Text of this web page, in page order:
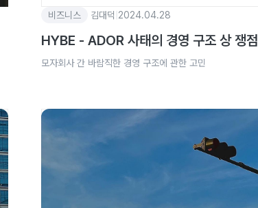
비즈니스 김대덕 2024.04.28
HYBE - ADOR 사태의 경영 구조 상 쟁점
모자회사 간 바람직한 경영 구조에 관한 고민